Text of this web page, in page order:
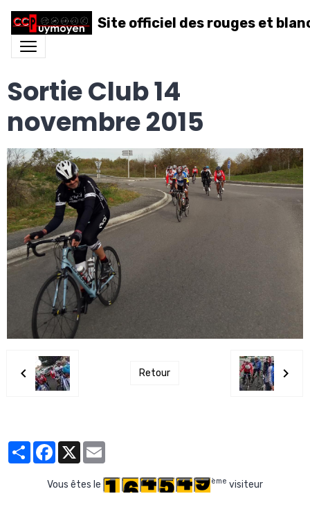
Site officiel des rouges et
Sortie Club 14
novembre 2015
Retour
PartagerFacebook
X
Vous êtes le ème visiteur